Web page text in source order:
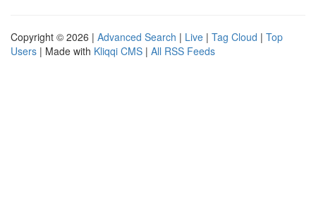
Copyright © 2026 | Advanced Search | Live | Tag Cloud | Top
Users | Made with Kliqqi CMS | All RSS Feeds